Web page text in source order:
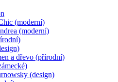
(moderní)
(moderní)
a dřevo (přírodní)
(design)